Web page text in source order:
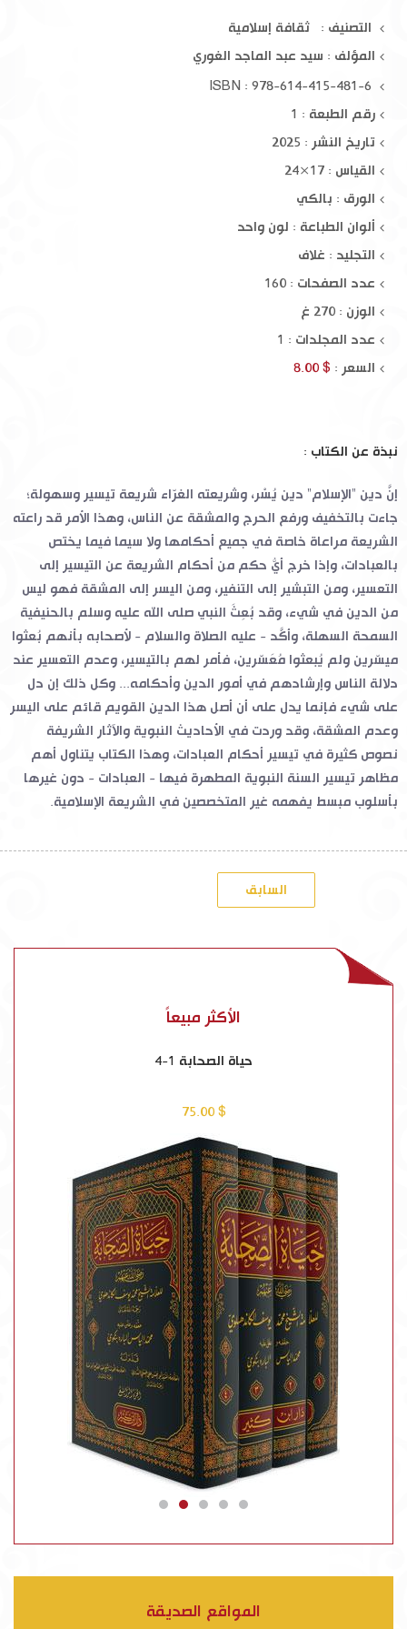
التصنيف : ثقافة إسلامية
المؤلف : سيد عبد الماجد الغوري
رقم الطبعة : 1
تاريخ النشر : 2025
القياس : 17×24
الورق : بالكي
ألوان الطباعة : لون واحد
التجليد : غلاف
عدد الصفحات : 160
الوزن : 270 غ
عدد المجلدات : 1
السعر : $ 8.00
نبذة عن الكتاب :
إنَّ دين "الإسلام" دين يُسْر، وشريعته الغرّاء شريعة تيسير وسهولة؛
جاءت بالتخفيف ورفع الحرج والمشقة عن الناس، وهذا الأمر قد راعته
الشريعة مراعاة خاصة في جميع أحكامها ولا سيما فيما يختص
بالعبادات، وإذا خرج أيُّ حكم من أحكام الشريعة عن التيسير إلى
التعسير، ومن التبشير إلى التنفير، ومن اليسر إلى المشقة فهو ليس
من الدين في شيء، وقد بُعِثَ النبي صلى الله عليه وسلم بالحنيفية
السمحة السهلة، وأكَّد - عليه الصلاة والسلام - لأصحابه بأنهم بُعثوا
ميسّرين ولم يُبعثوا مُعَسّرين، فأمر لهم بالتيسير، وعدم التعسير عند
دلالة الناس وإرشادهم في أمور الدين وأحكامه... وكل ذلك إن دل
على شيء فإنما يدل على أن أصل هذا الدين القويم قائم على اليسر
وعدم المشقة، وقد وردت في الأحاديث النبوية والآثار الشريفة
نصوص كثيرة في تيسير أحكام العبادات، وهذا الكتاب يتناول أهم
مظاهر تيسير السنة النبوية المطهرة فيها - العبادات - دون غيرها
بأسلوب مبسط يفهمه غير المتخصصين في الشريعة الإسلامية.
السابق
الأكثر مبيعاً
حياة الصحابة 1-4
$ 75.00
المواقع الصديقة